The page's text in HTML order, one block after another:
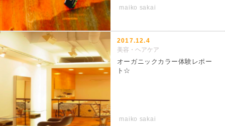
maiko sakai
2017.12.4
美容・ヘアケア
maiko sakai
オーガニックカラー体験レポー
ト☆